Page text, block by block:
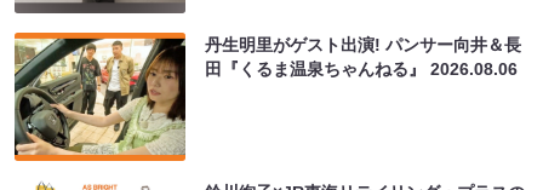
丹生明里がゲスト出演! パンサー向井＆長
田『くるま温泉ちゃんねる』2026.08.06